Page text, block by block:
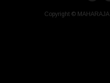
Copyright ©